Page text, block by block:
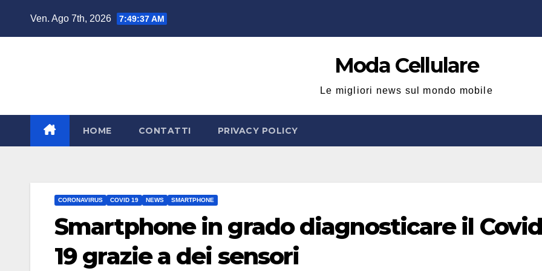
Ven. Ago 7th, 2026 7:49:38 AM
Moda Cellulare
Le migliori news sul mondo mobile
HOME CONTATTI PRIVACY POLICY
CORONAVIRUS COVID 19 NEWS SMARTPHONE
Smartphone in grado diagnosticare il
19 grazie a dei sensori